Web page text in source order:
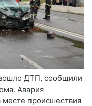
ДТП, сообщили
Авария
происшествия